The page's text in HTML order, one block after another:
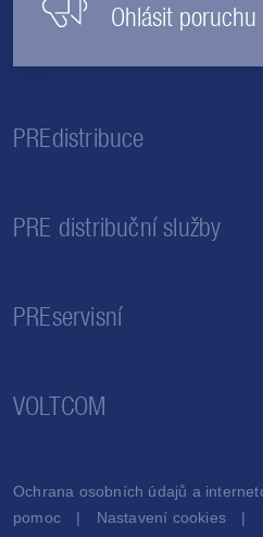
Ohlásit poruchu
PREdistribuce
PRE distribuční služby
PREservisní
VOLTCOM
Ochrana osobních údajů a
pomoc
Nastavení cookies